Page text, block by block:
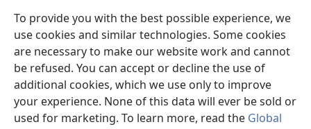
To provide you with the best possible experience, we
use cookies and similar technologies. Some cookies
are necessary to make our website work and cannot
be refused. You can accept or decline the use of
additional cookies, which we use only to improve
your experience. None of this data will ever be sold or
used for marketing. To learn more, read the Global
window)JW Hub
(opens
new
window)JW Library
Watchtower Library